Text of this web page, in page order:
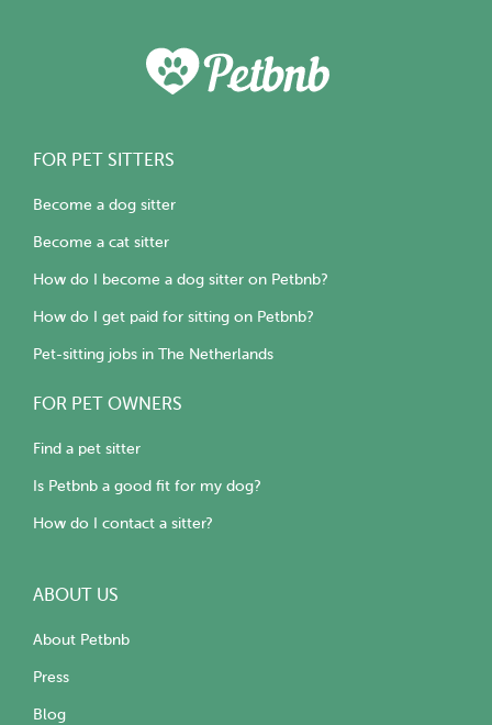
FOR PET SITTERS
Become a dog sitter
Become a cat sitter
How do I become a dog sitter on Petbnb?
How do I get paid for sitting on Petbnb?
Pet-sitting jobs in The Netherlands
FOR PET OWNERS
Find a pet sitter
Is Petbnb a good fit for my dog?
How do I contact a sitter?
ABOUT US
About Petbnb
Press
Blog